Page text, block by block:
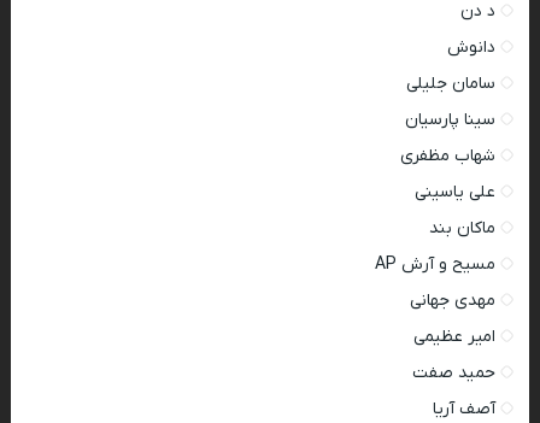
د دن
دانوش
سامان جلیلی
سینا پارسیان
شهاب مظفری
علی یاسینی
ماکان بند
مسیح و آرش AP
مهدی جهانی
امیر عظیمی
حمید صفت
آصف آریا